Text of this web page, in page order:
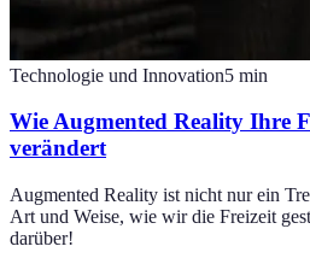
Technologie und Innovation5 min
Wie Augmented Reality Ihre
verändert
Augmented Reality ist nicht nur ein
Art und Weise, wie wir die Freizeit
darüber!